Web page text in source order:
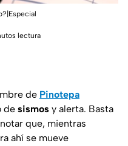
lectura
de Pinotepa
de sismos y alerta. Basta
que, mientras
ahí se mueve